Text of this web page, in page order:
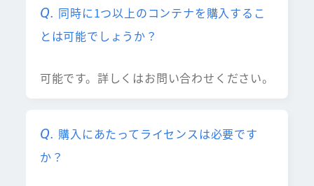
同時に1つ以上のコンテナを購入するこ
とは可能でしょうか？
可能です。詳しくはお問い合わせください。
購入にあたってライセンスは必要です
か？